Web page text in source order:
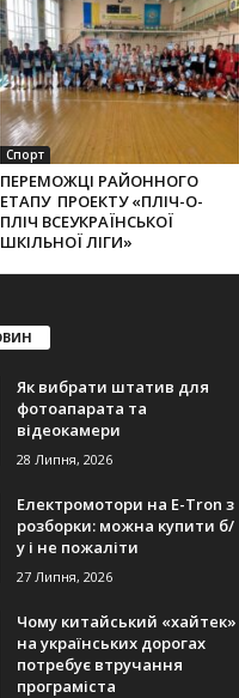
Спорт
ПЕРЕМОЖЦІ РАЙОННОГО
ЕТАПУ ПРОЕКТУ «ПЛІЧ-О-
ПЛІЧ ВСЕУКРАЇНСЬКОЇ
ШКІЛЬНОЇ ЛІГИ»
Як вибрати штатив для
фотоапарата та
відеокамери
28 Липня, 2026
Електромотори на E-Tron з
розборки: можна купити б/
у і не пожаліти
27 Липня, 2026
Чому китайський «хайтек»
на українських дорогах
потребує втручання
програміста